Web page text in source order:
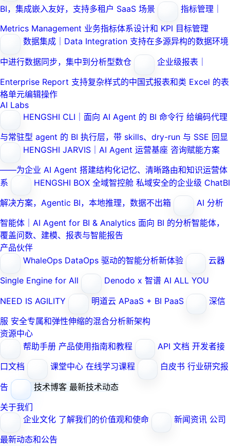
BI，集成嵌入友好，支持多租户 SaaS 场景
指标管理｜
Metrics Management 业务指标体系设计和 KPI 目标管理
数据集成｜Data Integration 支持在多源异构的数据环境
中进行数据同步，集中到分析型数仓
企业级报表｜
Enterprise Report 支持复杂样式的中国式报表和类 Excel 的表
格单元编辑操作
AI Labs
HENGSHI CLI｜面向 AI Agent 的 BI 命令行 给编码代理
与常驻型 agent 的 BI 执行层，带 skills、dry-run 与 SSE 回显
HENGSHI JARVIS｜AI Agent 运营基座 咨询赋能方案
——为企业 AI Agent 搭建结构化记忆、清晰路由和知识运营体
系
HENGSHI BOX 全域智控舱 私域安全的企业级 ChatBI
解决方案，Agentic BI，本地推理，数据不出箱
AI 分析
智能体｜AI Agent for BI & Analytics 面向 BI 的分析智能体，
覆盖问数、建模、报表与智能报告
产品伙伴
WhaleOps DataOps 驱动的智能分析新体验
云器
Single Engine for All
Denodo x 智谱 AI ALL YOU
NEED IS AGILITY
明道云 APaaS + BI PaaS
深信
服 安全专属和弹性伸缩的混合分析新架构
资源中心
帮助手册 产品使用指南和教程 API 文档 开发者接
口文档
课堂中心 在线学习课程 白皮书 行业研究报
告
技术博客 最新技术动态
关于我们
企业文化 了解我们的价值观和使命 新闻资讯 公司
最新动态和公告